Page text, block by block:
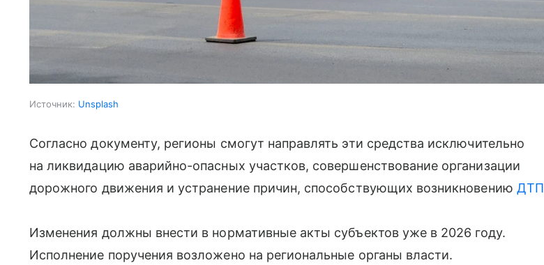
Источник: Unsplash
Согласно документу, регионы смогут направлять эти средства исключительно
на ликвидацию аварийно-опасных участков, совершенствование организации
дорожного движения и устранение причин, способствующих возникновению ДТП
Изменения должны внести в нормативные акты субъектов уже в 2026 году.
Исполнение поручения возложено на региональные органы власти.